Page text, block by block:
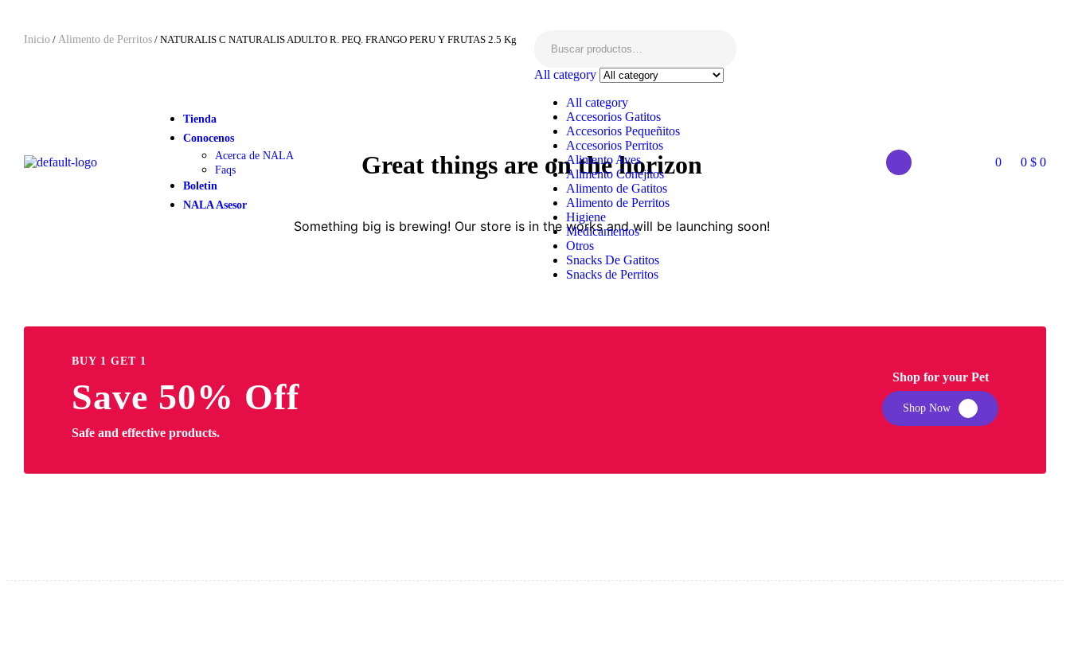
Tienda
Conocenos
Acerca de NALA
Faqs
Boletin
NALA Asesor
All category
All category
Accesorios Gatitos
Accesorios Pequeñitos
Accesorios Perritos
Alimento Aves
Alimento Conejitos
Alimento de Gatitos
Alimento de Perritos
Higiene
Medicamentos
Otros
Snacks De Gatitos
Snacks de Perritos
0 0 $0
Inicio / Alimento de Perritos / NATURALIS C NATURALIS ADULTO R. PEQ. FRANGO PERU Y FRUTAS 2.5 Kg
Great things are on the horizon
Something big is brewing! Our store is in the works and will be launching soon!
BUY 1 GET 1
Save 50% Off
Safe and effective products.
Shop for your Pet
Shop Now